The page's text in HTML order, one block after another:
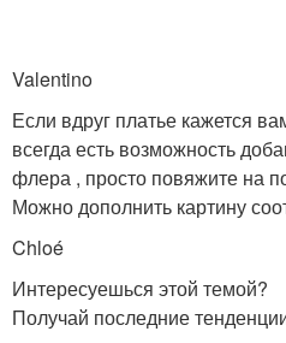
Valentino
Если вдруг платье кажется
всегда есть возможность
флера , просто повяжите на
Можно дополнить картину
Chloé
Интересуешься этой темой?
Получай последние